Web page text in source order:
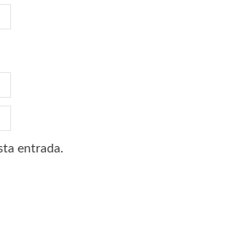
entrada.